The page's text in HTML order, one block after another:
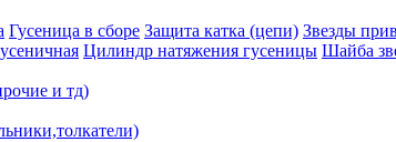
Гусеница в сборе Защита катка (цепи) Звезды
Цилиндр натяжения гусеницы Шайба
и тд)